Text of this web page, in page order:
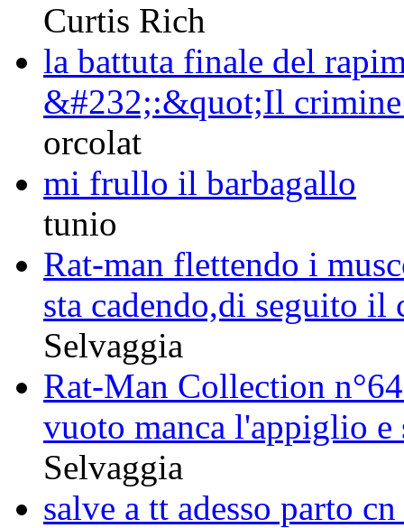
Curtis Rich
la battuta finale del
&#232;:&quot;Il crimine
orcolat
mi frullo il barbagallo
tunio
Rat-man flettendo i
sta cadendo,di seguito il
Selvaggia
Rat-Man Collection
vuoto manca l'appiglio e
Selvaggia
salve a tt adesso parto